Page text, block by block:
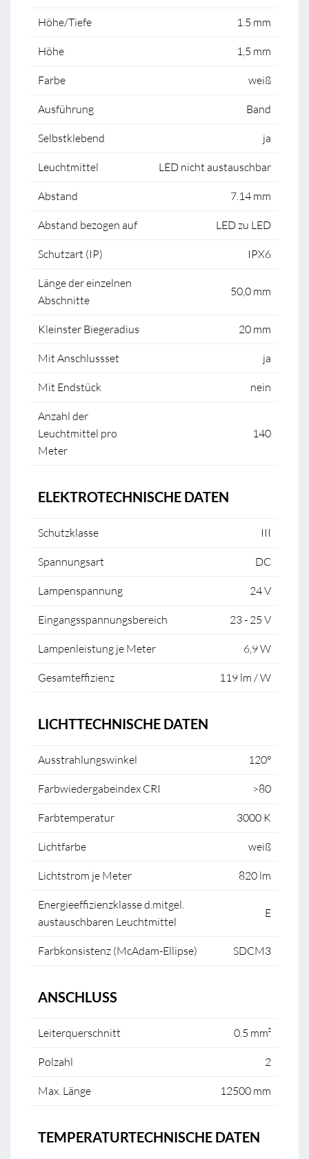
Höhe/Tiefe 1.5 mm
Höhe 1,5 mm
Farbe weiß
Ausführung Band
Selbstklebend ja
Leuchtmittel LED nicht austauschbar
Abstand 7.14 mm
Abstand bezogen auf LED zu LED
Schutzart (IP) IPX6
Länge der einzelnen
Abschnitte
50,0 mm
Kleinster Biegeradius 20 mm
Mit Anschlussset ja
Mit Endstück nein
Anzahl der
Leuchtmittel pro
Meter
140
ELEKTROTECHNISCHE DATEN
Schutzklasse III
Spannungsart DC
Lampenspannung 24 V
Eingangsspannungsbereich 23 - 25 V
Lampenleistung je Meter 6,9 W
Gesamteffizienz 119 lm / W
LICHTTECHNISCHE DATEN
Ausstrahlungswinkel 120°
Farbwiedergabeindex CRI >80
Farbtemperatur 3000 K
Lichtfarbe weiß
Lichtstrom je Meter 820 lm
Energieeffizienzklasse d.mitgel.
austauschbaren Leuchtmittel
E
Farbkonsistenz (McAdam-Ellipse) SDCM3
ANSCHLUSS
Leiterquerschnitt 0.5 mm²
Polzahl 2
Max. Länge 12500 mm
TEMPERATURTECHNISCHE DATEN